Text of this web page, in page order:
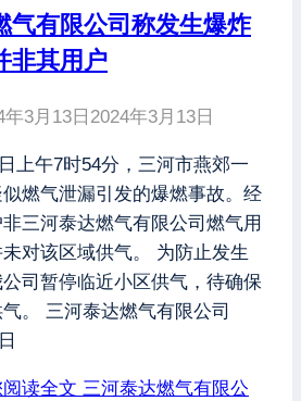
气有限公司称发生爆炸
非其用户
年3月13日 2024年3月13日
上午7时54分，三河市燕郊一
燃气泄漏引发的爆燃事故。经
三河泰达燃气有限公司燃气用
对该区域供气。 为防止发生
司暂停临近小区供气，待确保
。 三河泰达燃气有限公司
读全文 三河泰达燃气有限公